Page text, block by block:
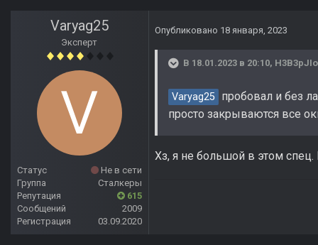
Varyag25
Эксперт
Статус
Не в сети
Группа
Сталкеры
Репутация
615
Сообщений
2009
Регистрация
03.09.2020
Опубликовано 18 января, 2023
В 18.01.2023 в 20:10,
Varyag25 пробовал и без
просто закрываются все
Хз, я не большой в этом